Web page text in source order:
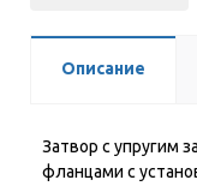
Описание
Затвор с упругим
фланцами с